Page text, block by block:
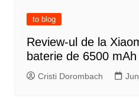
to blog
Review-ul de la
baterie de 6500 mAh
Cristi Dorombach